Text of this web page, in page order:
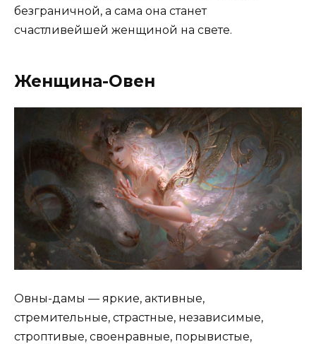
безграничной, а сама она станет
счастливейшей женщиной на свете.
Женщина-Овен
Овны-дамы — яркие, активные,
стремительные, страстные, независимые,
строптивые, своенравные, порывистые,